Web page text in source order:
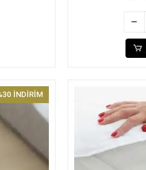
İNDİRİM